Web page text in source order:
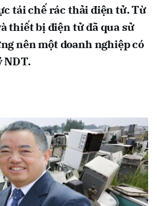
tái chế rác thải điện tử. Từ
thiết bị điện tử đã qua sử
nên một doanh nghiệp có
NDT.